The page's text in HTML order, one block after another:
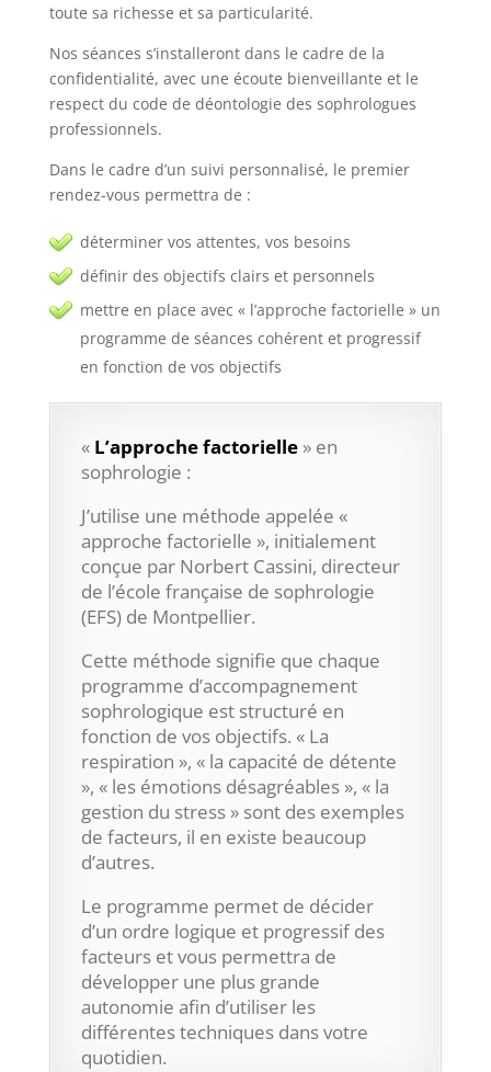
toute sa richesse et sa particularité.
Nos séances s’installeront dans le cadre de la
confidentialité, avec une écoute bienveillante et le
respect du code de déontologie des sophrologues
professionnels.
Dans le cadre d’un suivi personnalisé, le premier
rendez-vous permettra de :
déterminer vos attentes, vos besoins
définir des objectifs clairs et personnels
mettre en place avec « l’approche factorielle » un
programme de séances cohérent et progressif
en fonction de vos objectifs
«L’approche factorielle» en
sophrologie :
J’utilise une méthode appelée «
approche factorielle », initialement
conçue par Norbert Cassini, directeur
de l’école française de sophrologie
(EFS) de Montpellier.
Cette méthode signifie que chaque
programme d’accompagnement
sophrologique est structuré en
fonction de vos objectifs. « La
respiration », « la capacité de détente
», « les émotions désagréables », « la
gestion du stress » sont des exemples
de facteurs, il en existe beaucoup
d’autres.
Le programme permet de décider
d’un ordre logique et progressif des
facteurs et vous permettra de
développer une plus grande
autonomie afin d’utiliser les
différentes techniques dans votre
quotidien.